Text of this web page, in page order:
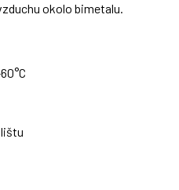
okolo bimetalu.